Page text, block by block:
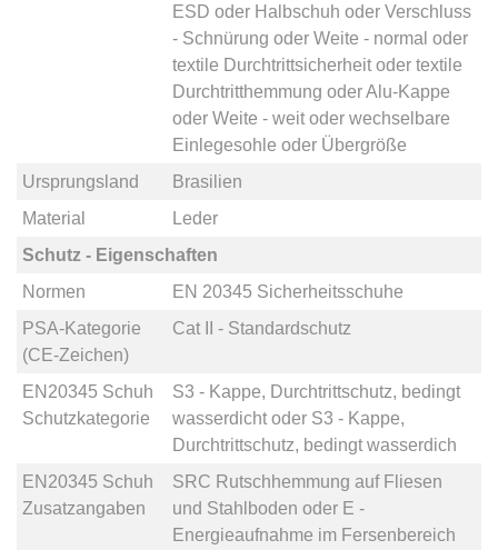
ESD oder Halbschuh oder Verschluss
- Schnürung oder Weite - normal oder
textile Durchtrittsicherheitoder textile
Durchtritthemmung oderAlu-Kappe
oder Weite - weitoder wechselbare
Einlegesohle oder Übergröße
Ursprungsland
Brasilien
Material
Leder
Schutz - Eigenschaften
Normen
EN 20345 Sicherheitsschuhe
PSA-Kategorie
(CE-Zeichen)
Cat II - Standardschutz
EN20345 Schuh
Schutzkategorie
S3 - Kappe, Durchtrittschutz, bedingt
wasserdichtoder S3 - Kappe,
Durchtrittschutz, bedingt wasserdich
EN20345 Schuh
Zusatzangaben
SRC Rutschhemmung auf Fliesen
und Stahlboden oder E -
Energieaufnahme im Fersenbereich